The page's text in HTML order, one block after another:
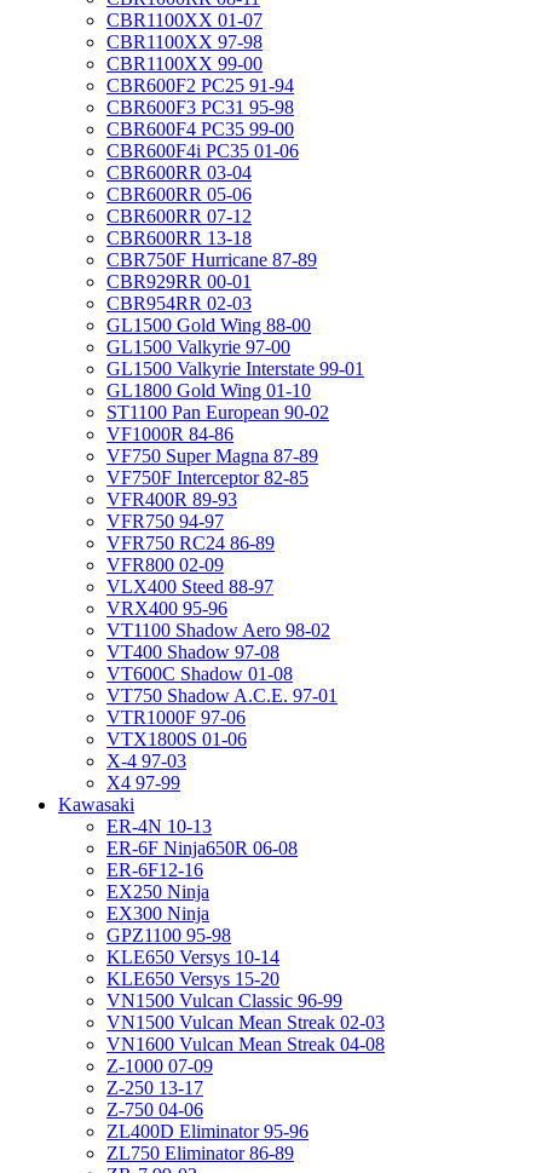
CBR1100XX 01-07
CBR1100XX 97-98
CBR1100XX 99-00
CBR600F2 PC25 91-94
CBR600F3 PC31 95-98
CBR600F4 PC35 99-00
CBR600F4i PC35 01-06
CBR600RR 03-04
CBR600RR 05-06
CBR600RR 07-12
CBR600RR 13-18
CBR750F Hurricane 87-89
CBR929RR 00-01
CBR954RR 02-03
GL1500 Gold Wing 88-00
GL1500 Valkyrie 97-00
GL1500 Valkyrie Interstate 99-01
GL1800 Gold Wing 01-10
ST1100 Pan European 90-02
VF1000R 84-86
VF750 Super Magna 87-89
VF750F Interceptor 82-85
VFR400R 89-93
VFR750 94-97
VFR750 RC24 86-89
VFR800 02-09
VLX400 Steed 88-97
VRX400 95-96
VT1100 Shadow Aero 98-02
VT400 Shadow 97-08
VT600C Shadow 01-08
VT750 Shadow A.C.E. 97-01
VTR1000F 97-06
VTX1800S 01-06
X-4 97-03
X4 97-99
Kawasaki
ER-4N 10-13
ER-6F Ninja650R 06-08
ER-6F12-16
EX250 Ninja
EX300 Ninja
GPZ1100 95-98
KLE650 Versys 10-14
KLE650 Versys 15-20
VN1500 Vulcan Classic 96-99
VN1500 Vulcan Mean Streak 02-03
VN1600 Vulcan Mean Streak 04-08
Z-1000 07-09
Z-250 13-17
Z-750 04-06
ZL400D Eliminator 95-96
ZL750 Eliminator 86-89